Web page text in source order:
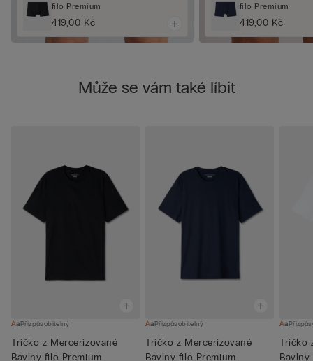
filo Premium
419,00 Kč
filo Premium
419,00 Kč
Může se vám také líbit
Přizpůsobitelný
Tričko z Mercerizované
Bavlny filo Premium
Přizpůsobitelný
Tričko z Mercerizované
Bavlny filo Premium
Tričko